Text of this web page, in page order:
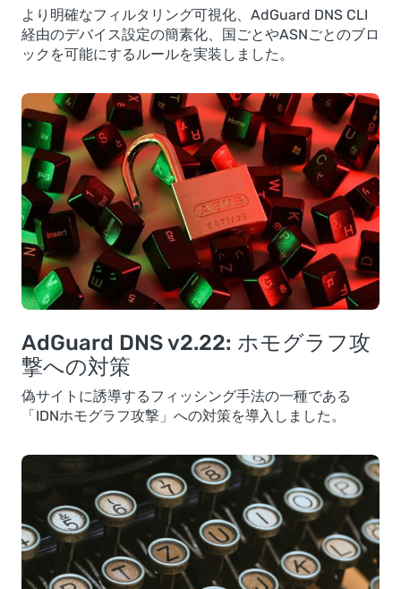
より明確なフィルタリング可視化、AdGuard DNS CLI
経由のデバイス設定の簡素化、国ごとやASNごとのブロ
ックを可能にするルールを実装しました。
AdGuard DNS v2.22: ホモグラフ攻
撃への対策
偽サイトに誘導するフィッシング手法の一種である
「IDNホモグラフ攻撃」への対策を導入しました。